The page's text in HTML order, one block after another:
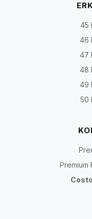
45
46
47
48
49
50
Premium